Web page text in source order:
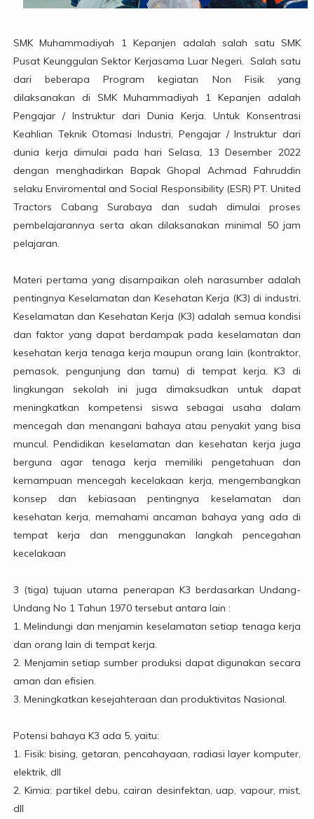
SMK Muhammadiyah 1 Kepanjen adalah salah satu SMK
Pusat Keunggulan Sektor Kerjasama Luar Negeri. Salah satu
dari beberapa Program kegiatan Non Fisik yang
dilaksanakan di SMK Muhammadiyah 1 Kepanjen adalah
Pengajar / Instruktur dari Dunia Kerja. Untuk Konsentrasi
Keahlian Teknik Otomasi Industri, Pengajar / Instruktur dari
dunia kerja dimulai pada hari Selasa, 13 Desember 2022
dengan menghadirkan Bapak Ghopal Achmad Fahruddin
selaku Enviromental and Social Responsibility (ESR) PT. United
Tractors Cabang Surabaya dan sudah dimulai proses
pembelajarannya serta akan dilaksanakan minimal 50 jam
pelajaran.
Materi pertama yang disampaikan oleh narasumber adalah
pentingnya Keselamatan dan Kesehatan Kerja (K3) di industri.
Keselamatan dan Kesehatan Kerja (K3) adalah semua kondisi
dan faktor yang dapat berdampak pada keselamatan dan
kesehatan kerja tenaga kerja maupun orang lain (kontraktor,
pemasok, pengunjung dan tamu) di tempat kerja. K3 di
lingkungan sekolah ini juga dimaksudkan untuk dapat
meningkatkan kompetensi siswa sebagai usaha dalam
mencegah dan menangani bahaya atau penyakit yang bisa
muncul. Pendidikan keselamatan dan kesehatan kerja juga
berguna agar tenaga kerja memiliki pengetahuan dan
kemampuan mencegah kecelakaan kerja, mengembangkan
konsep dan kebiasaan pentingnya keselamatan dan
kesehatan kerja, memahami ancaman bahaya yang ada di
tempat kerja dan menggunakan langkah pencegahan
kecelakaan
3 (tiga) tujuan utama penerapan K3 berdasarkan Undang-
Undang No 1 Tahun 1970 tersebut antara lain :
1. Melindungi dan menjamin keselamatan setiap tenaga kerja
dan orang lain di tempat kerja.
2. Menjamin setiap sumber produksi dapat digunakan secara
aman dan efisien.
3. Meningkatkan kesejahteraan dan produktivitas Nasional.
Potensi bahaya K3 ada 5, yaitu:
1. Fisik: bising, getaran, pencahayaan, radiasi layer komputer,
elektrik, dll
2. Kimia: partikel debu, cairan desinfektan, uap, vapour, mist,
dll